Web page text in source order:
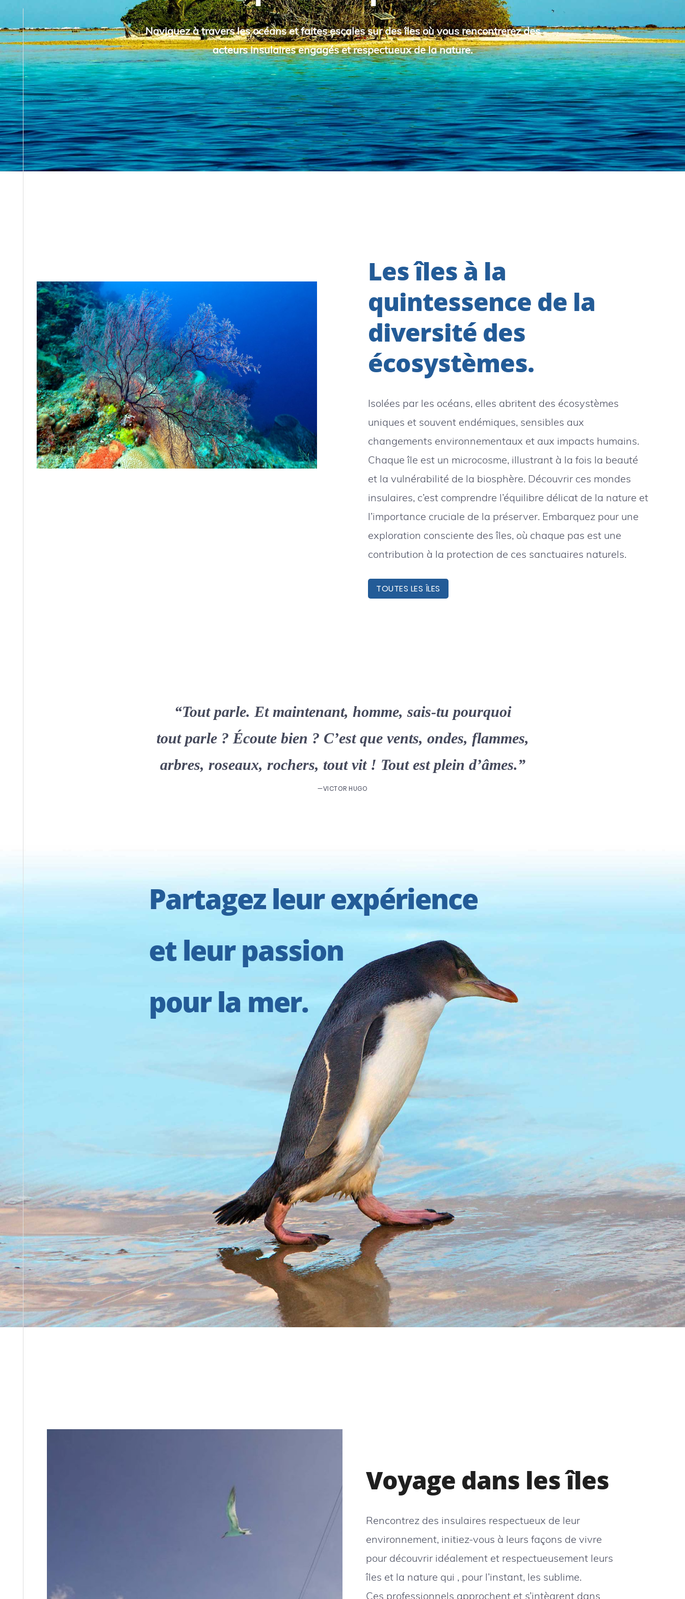
Naviguez à travers les océans et faites escales sur des îles où vous rencontrerez des
acteurs insulaires engagés et respectueux de la nature.
Les îles à la
quintessence de la
diversité des
écosystèmes.
Isolées par les océans, elles abritent des écosystèmes
uniques et souvent endémiques, sensibles aux
changements environnementaux et aux impacts humains.
Chaque île est un microcosme, illustrant à la fois la beauté
et la vulnérabilité de la biosphère. Découvrir ces mondes
insulaires, c’est comprendre l’équilibre délicat de la nature et
l’importance cruciale de la préserver. Embarquez pour une
exploration consciente des îles, où chaque pas est une
contribution à la protection de ces sanctuaires naturels.
TOUTES LES ÎLES
“Tout parle. Et maintenant, homme, sais-tu pourquoi
tout parle ? Écoute bien ? C’est que vents, ondes, flammes,
arbres, roseaux, rochers, tout vit ! Tout est plein d’âmes.”
—VICTOR HUGO
Partagez leur expérience
et leur passion
pour la mer.
Voyage dans les îles
Rencontrez des insulaires respectueux de leur
environnement, initiez-vous à leurs façons de vivre
pour découvrir idéalement et respectueusement leurs
îles et la nature qui , pour l’instant, les sublime.
Ces professionnels approchent et s’intègrent dans